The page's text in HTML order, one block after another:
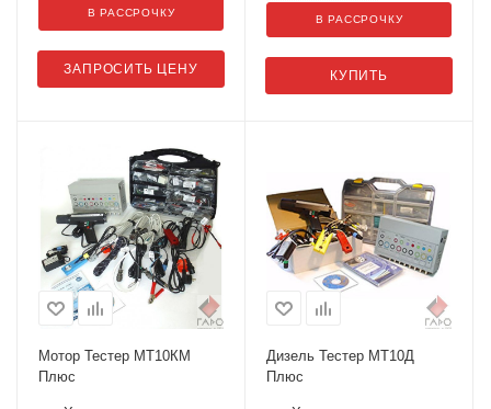
ЗАПРОСИТЬ ЦЕНУ
В РАССРОЧКУ
КУПИТЬ
В РАССРОЧКУ
Мотор Тестер МТ10КМ
Плюс
Дизель Тестер МТ10Д
Плюс